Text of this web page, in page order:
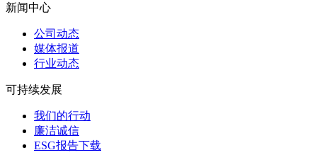
新闻中心
公司动态
媒体报道
行业动态
可持续发展
我们的行动
廉洁诚信
ESG报告下载